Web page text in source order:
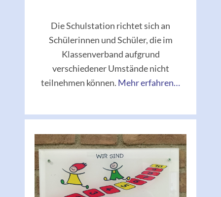
Die Schulstation richtet sich an
Schülerinnen und Schüler, die im
Klassenverband aufgrund
verschiedener Umstände nicht
teilnehmen können. Mehr erfahren…